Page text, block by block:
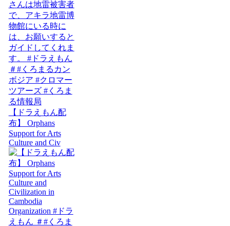
【ドラえもん配
布】 Orphans
Support for Arts
Culture and Civ